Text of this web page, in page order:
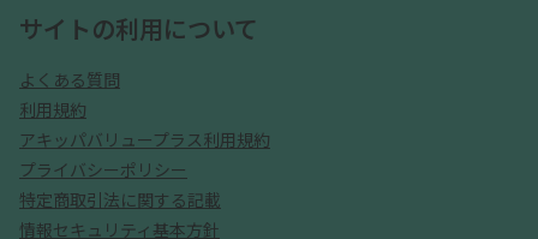
サイトの利用について
よくある質問
利用規約
アキッパバリュープラス利用規約
プライバシーポリシー
特定商取引法に関する記載
情報セキュリティ基本方針